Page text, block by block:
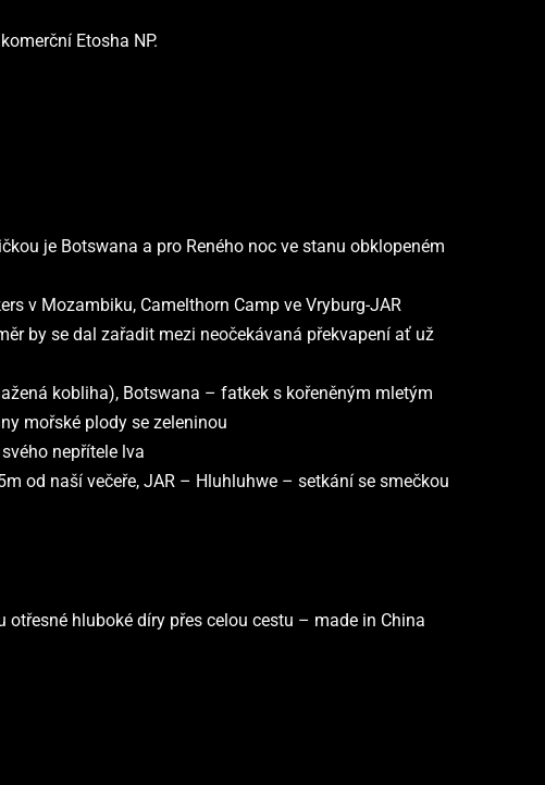
Etosha NP.
je Botswana a pro Reného noc ve stanu obklopeném
v Mozambiku, Camelthorn Camp ve Vryburg-JAR
by se dal zařadit mezi neočekávaná překvapení ať už
kobliha), Botswana – fatkek s kořeněným mletým
mořské plody se zeleninou
nepřítele lva
od naší večeře, JAR – Hluhluhwe – setkání se smečkou
hluboké díry přes celou cestu – made in China